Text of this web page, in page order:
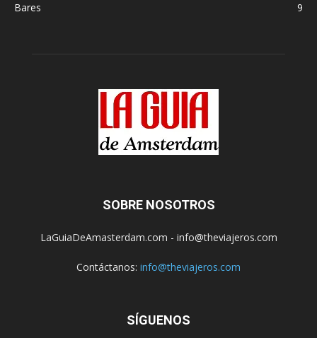
Bares
9
SOBRE NOSOTROS
LaGuiaDeAmasterdam.com - info@theviajeros.com
Contáctanos: info@theviajeros.com
SÍGUENOS